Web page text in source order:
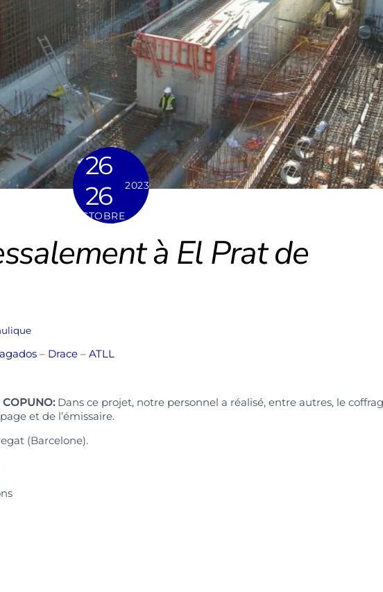
26
26
OCTOBRE
2023
à El Prat de
– Drace – ATLL
Dans ce projet, notre personnel a réalisé, entre autres, le
et de l’émissaire.
(Barcelone).